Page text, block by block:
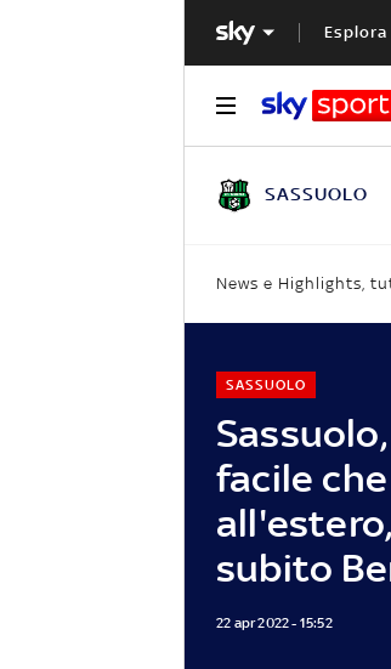
SASSUOLO
News e Highlights,
facile
subito
SASSUOLO
22 apr 2022 - 15:52